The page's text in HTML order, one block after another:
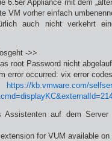
6.5er Appliance mit dem
VM vorher einfach
auch nicht verkehrt
->>
root Password nicht
error occurred: vix error
https://kb.vmware.com/
Assistenten auf dem
for VUM available